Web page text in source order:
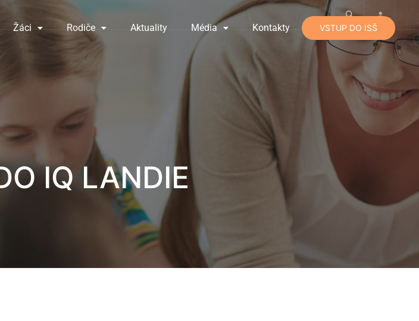
Žáci Rodiče Aktuality Média Kontakty VSTUP DO ISŠ
IQ LANDIE